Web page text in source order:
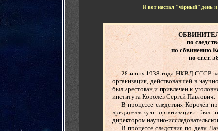
И вот настал "чёрный" день и
по
по обвинению
по ст.ст.
...... 28 июня 1938 года НКВД СССР за
организации, действовавшей в
был арестован и привлечен к
института Королёв Сергей Павлович.
В процессе следствия Королёв
вредительскую организацию
директором научно-
...... В процессе следствия по делу